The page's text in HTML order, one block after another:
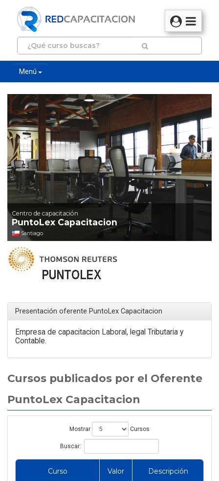
Menú
Centro de capacitación
PuntoLex Capacitacion
Santiago
Presentación oferente PuntoLex Capacitacion
Empresa de capacitacion Laboral, legal Tributaria y
Contable.
Cursos publicados por el Oferente
PuntoLex Capacitacion
Mostrar Cursos
Buscar:
Curso Valor Descripción